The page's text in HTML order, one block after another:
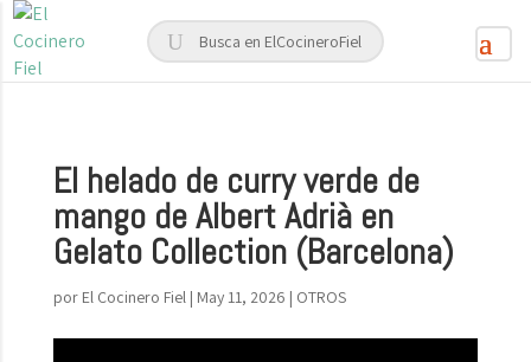
El helado de curry verde de
mango de Albert Adrià en
Gelato Collection (Barcelona)
por El Cocinero Fiel| May 11, 2026 | OTROS